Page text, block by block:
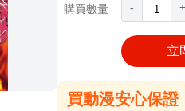
購買數量 - +
立
買動漫安心保證